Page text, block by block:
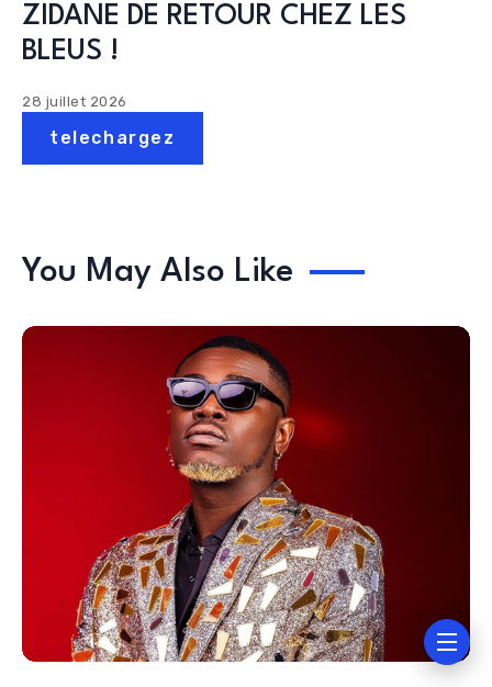
ZIDANE DE RETOUR CHEZ LES
BLEUS !
28 juillet 2026
telechargez
You May Also Like